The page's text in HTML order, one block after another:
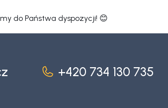
do Państwa dyspozycji! 😊
+420 734 130 735